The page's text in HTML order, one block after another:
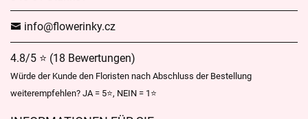
info@flowerinky.cz
4.8/5 ⭐ (18 Bewertungen)
Würde der Kunde den Floristen nach Abschluss der Bestellung
weiterempfehlen? JA = 5⭐, NEIN = 1⭐